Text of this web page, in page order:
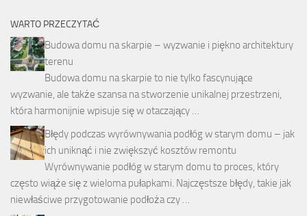
WARTO PRZECZYTAĆ
Budowa domu na skarpie – wyzwanie i piękno architektury
terenu
Budowa domu na skarpie to nie tylko fascynujące
wyzwanie, ale także szansa na stworzenie unikalnej przestrzeni,
która harmonijnie wpisuje się w otaczający …
Błędy podczas wyrównywania podłóg w starym domu – jak
ich uniknąć i nie zwiększyć kosztów remontu
Wyrównywanie podłóg w starym domu to proces, który
często wiąże się z wieloma pułapkami. Najczęstsze błędy, takie jak
niewłaściwe przygotowanie podłoża czy …